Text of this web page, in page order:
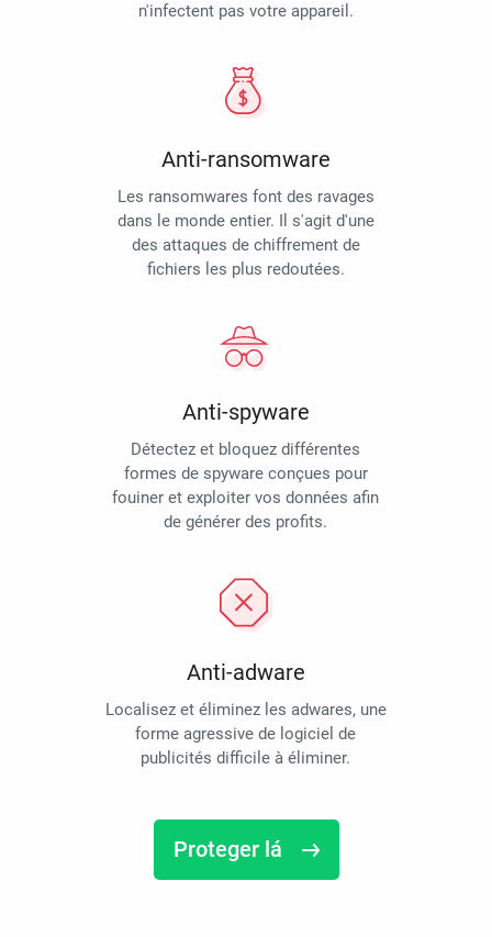
n'infectent pas votre appareil.
Anti-ransomware
Les ransomwares font des ravages
dans le monde entier. Il s'agit d'une
des attaques de chiffrement de
fichiers les plus redoutées.
Anti-spyware
Détectez et bloquez différentes
formes de spyware conçues pour
fouiner et exploiter vos données afin
de générer des profits.
Anti-adware
Localisez et éliminez les adwares, une
forme agressive de logiciel de
publicités difficile à éliminer.
Proteger lá